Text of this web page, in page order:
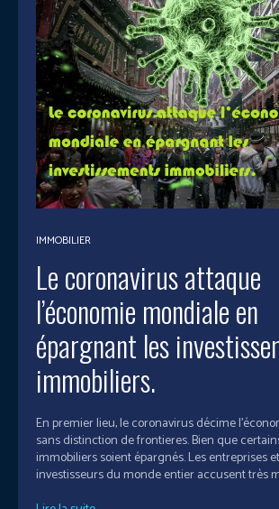
IMMOBILIER
Le coronavirus attaque
l’économie mondiale en
épargnant les
immobiliers.
En premier lieu, le coronavirus décime
sans distinction de frontieres. Bien que
immobiliers soient épargnés. Les entreprises
investisseurs du monde entier accusent très